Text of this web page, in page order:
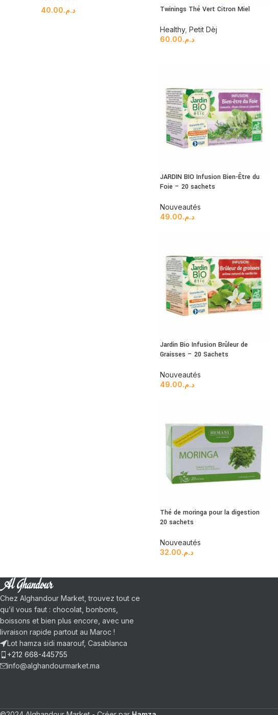
د.م.40.00 Twinings Thé Vert Citron Miel
Healthy, Petit Dèj
د.م.60.00
JARDIN BIO Infusion Bien-Être du
Foie – 20 sachets
Nouveautés
د.م.49.00
Jardin Bio Infusion Brûleur de
Graisses – 20 Sachets
Nouveautés
د.م.49.00
Thé de moringa pour la digestion
20 sachets
Nouveautés
د.م.32.00
Chez Alghandour Market, trouvez tout ce
qu’il vous faut : chocolat, bonbons,
boissons et bien plus encore, avec une
livraison rapide partout au Maroc !
Lot hamza sidi maarouf, Casablanca
+212 668-445755
info@alghandourmarket.ma